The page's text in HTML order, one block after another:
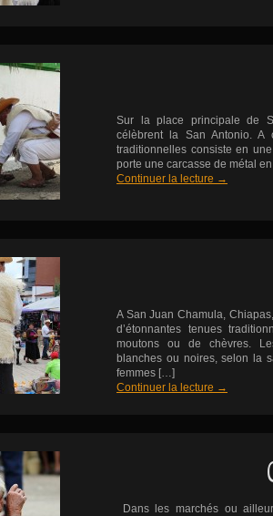
Sur la place principale de
célèbrent la San Antonio. A
traditionnelles consiste en
porte une carcasse de métal
Continuer la lecture →
A San Juan Chamula,
d’étonnantes tenues
moutons ou de chèvres.
blanches ou noires, selon la
femmes […]
Continuer la lecture →
Dans les marchés ou